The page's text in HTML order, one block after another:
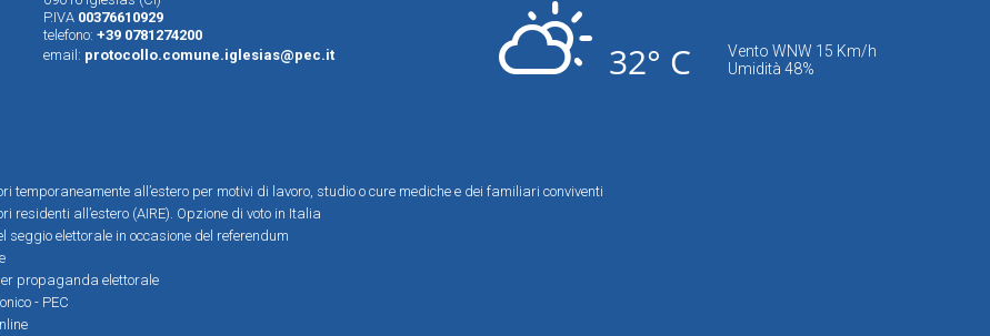
P.IVA 00376610929
telefono: +39 0781274200
email: protocollo.comune.iglesias@pec.it 32° C
Vento WNW 15 Km/h
Umidità 48%
temporaneamente all’estero per motivi di lavoro, studio o cure mediche e dei familiari conviventi
residenti all’estero (AIRE). Opzione di voto in Italia
seggio elettorale in occasione del referendum
propaganda elettorale
- PEC